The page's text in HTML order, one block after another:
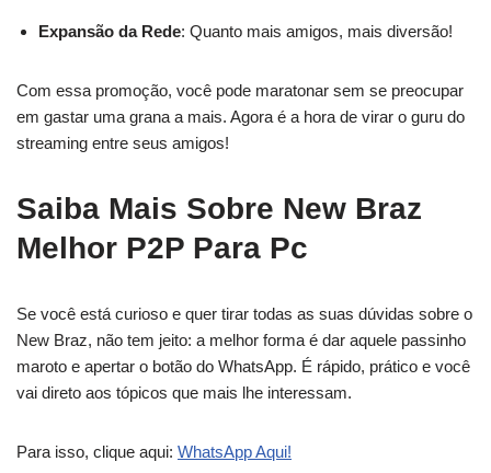
Expansão da Rede: Quanto mais amigos, mais diversão!
Com essa promoção, você pode maratonar sem se preocupar
em gastar uma grana a mais. Agora é a hora de virar o guru do
streaming entre seus amigos!
Saiba Mais Sobre New Braz
Melhor P2P Para Pc
Se você está curioso e quer tirar todas as suas dúvidas sobre o
New Braz, não tem jeito: a melhor forma é dar aquele passinho
maroto e apertar o botão do WhatsApp. É rápido, prático e você
vai direto aos tópicos que mais lhe interessam.
Para isso, clique aqui: WhatsApp Aqui!